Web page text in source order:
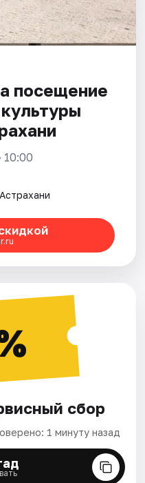
посещение
10:00
сбор
1 минуту назад